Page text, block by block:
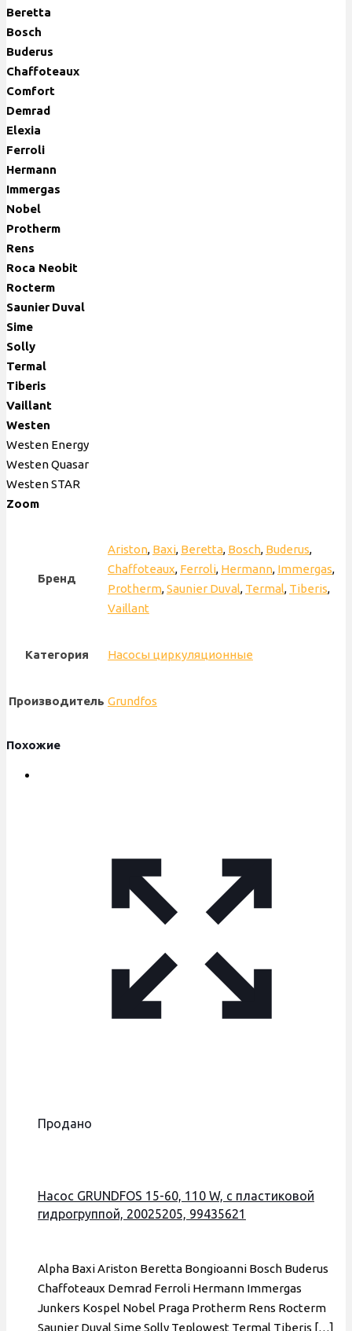
Berettа
Bosch
Buderus
Chaffoteaux
Comfort
Demrad
Elexia
Ferroli
Hermann
Immergas
Nobel
Protherm
Rens
Roca Neobit
Rocterm
Saunier Duval
Sime
Solly
Termal
Tiberis
Vaillant
Westen
Westen Energy
Westen Quasar
Westen STAR
Zoom
Бренд
Ariston, Baxi, Beretta, Bosch, Buderus,
Chaffoteaux, Ferroli, Hermann, Immergas,
Protherm,Saunier Duval, Termal, Tiberis,
Vaillant
Категория Насосы циркуляционные
Производитель Grundfos
Похожие
Продано
Насос GRUNDFOS 15-60, 110 W, с пластиковой
гидрогруппой, 20025205, 99435621
Alpha Baxi Ariston Beretta Bongioanni Bosch Buderus
Chaffoteaux Demrad Ferroli Hermann Immergas
Junkers Kospel Nobel Praga Protherm Rens Rocterm
Saunier Duval Sime Solly Teplowest Termal Tiberis […]